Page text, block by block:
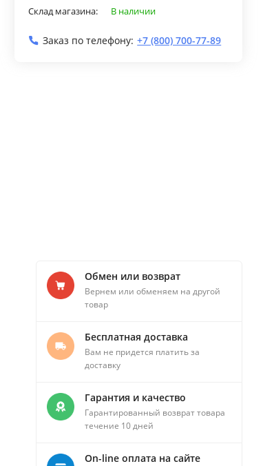
Склад магазина: В наличии
Заказ по телефону: +7 (800) 700-77-89
Обмен или возврат
Вернем или обменяем на другой
товар
Бесплатная доставка
Вам не придется платить за
доставку
Гарантия и качество
Гарантированный возврат товара
течение 10 дней
On-line оплата на сайте